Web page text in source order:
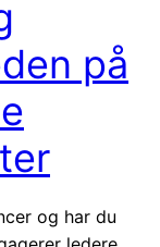
på
og har du